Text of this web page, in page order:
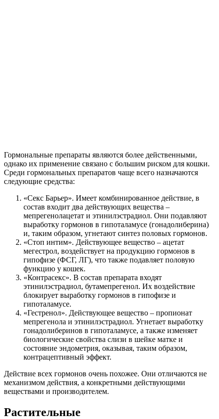
Гормональные препараты являются более действенными,
однако их применение связано с большим риском для кошки.
Среди гормональных препаратов чаще всего назначаются
следующие средства:
«Секс Барьер». Имеет комбинированное действие, в
состав входит два действующих вещества –
мепрегенолацетат и этинилэстрадиол. Они подавляют
выработку гормонов в гипоталамусе (гонадолиберина)
и, таким образом, угнетают синтез половых гормонов.
«Стоп интим». Действующее вещество – ацетат
мегестрол, воздействует на продукцию гормонов в
гипофизе (ФСГ, ЛГ), что также подавляет половую
функцию у кошек.
«Контрасекс». В состав препарата входят
этинилэстрадиол, бутамепрегенол. Их воздействие
блокирует выработку гормонов в гипофизе и
гипоталамусе.
«Гестренол». Действующее вещество – пропионат
мепрегенола и этинилэстрадиол. Угнетает выработку
гонадолиберинов в гипоталамусе, а также изменяет
биологические свойства слизи в шейке матке и
состояние эндометрия, оказывая, таким образом,
контрацептивный эффект.
Действие всех гормонов очень похожее. Они отличаются не
механизмом действия, а конкретными действующими
веществами и производителем.
Растительные